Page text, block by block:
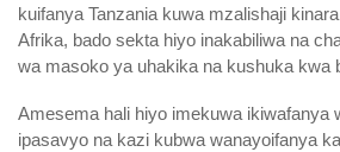
kuifanya Tanzania kuwa mzalishaji
Afrika, bado sekta hiyo inakabiliwa na
wa masoko ya uhakika na kushuka kwa
Amesema hali hiyo imekuwa ikiwafanya
ipasavyo na kazi kubwa wanayoifanya